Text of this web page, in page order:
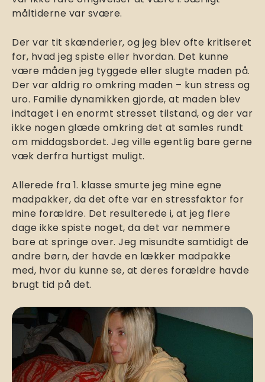
måltiderne var svære.
Der var tit skænderier, og jeg blev ofte kritiseret
for, hvad jeg spiste eller hvordan. Det kunne
være måden jeg tyggede eller slugte maden på.
Der var aldrig ro omkring maden – kun stress og
uro. Familie dynamikken gjorde, at maden blev
indtaget i en enormt stresset tilstand, og der var
ikke nogen glæde omkring det at samles rundt
om middagsbordet. Jeg ville egentlig bare gerne
væk derfra hurtigst muligt.
Allerede fra 1. klasse smurte jeg mine egne
madpakker, da det ofte var en stressfaktor for
mine forældre. Det resulterede i, at jeg flere
dage ikke spiste noget, da det var nemmere
bare at springe over. Jeg misundte samtidigt de
andre børn, der havde en lækker madpakke
med, hvor du kunne se, at deres forældre havde
brugt tid på det.